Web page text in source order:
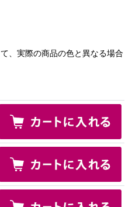
、実際の商品の色と異なる場合